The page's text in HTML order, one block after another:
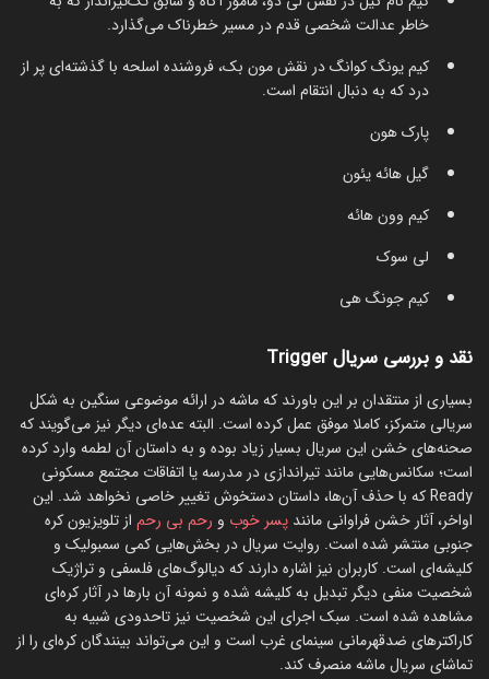
خاطر عدالت شخصی قدم در مسیر خطرناک می‌گذارد.
کیم یونگ کوانگ در نقش مون بک، فروشنده اسلحه با گذشته‌ای پر از
درد که به دنبال انتقام است.
پارک هون
گیل هائه یئون
کیم وون هائه
لی سوک
کیم جونگ هی
نقد و بررسی سریال Trigger
بسیاری از منتقدان بر این باورند که ماشه در ارائه موضوعی سنگین به شکل
سریالی متمرکز، کاملا موفق عمل کرده است. البته عده‌ای دیگر نیز می‌گویند که
صحنه‌های خشن این سریال بسیار زیاد بوده و به داستان آن لطمه وارد کرده
است؛ سکانس‌هایی مانند تیراندازی در مدرسه یا اتفاقات مجتمع مسکونی
Ready که با حذف آن‌ها، داستان دستخوش تغییر خاصی نخواهد شد. این
اواخر، آثار خشن فراوانی مانند پسر خوب و رحم بی رحم از تلویزیون کره
جنوبی منتشر شده است. روایت سریال در بخش‌هایی کمی سمبولیک و
کلیشه‌ای است. کاربران نیز اشاره دارند که دیالوگ‌های فلسفی و تراژیک
شخصیت منفی دیگر تبدیل به کلیشه شده و نمونه آن بارها در آثار کره‌‌ای
مشاهده شده است. سبک اجرای این شخصیت نیز تاحدودی شبیه به
کاراکترهای ضدقهرمانی سینمای غرب است و این می‌تواند بینندگان کره‌ای را از
تماشای سریال ماشه منصرف کند.